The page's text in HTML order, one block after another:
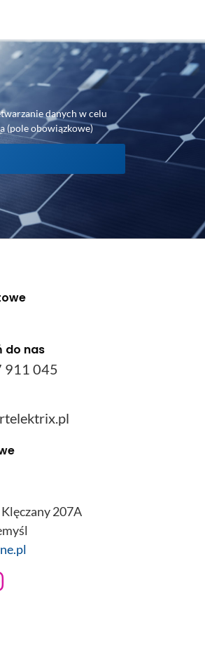
danych w celu
(pole obowiązkowe)
do nas
911 045
207A